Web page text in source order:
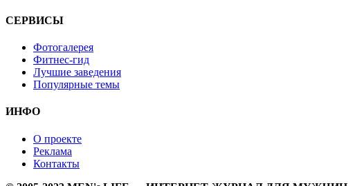
СЕРВИСЫ
Фотогалерея
Фитнес-гид
Лучшие заведения
Популярные темы
ИНФО
О проекте
Реклама
Контакты